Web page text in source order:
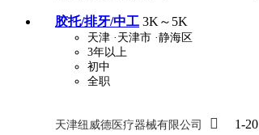
胶托/排牙/中工 3K～5K
天津 ·天津市 ·静海区
3年以上
初中
全职
天津纽威德医疗器械有限公司  1-20